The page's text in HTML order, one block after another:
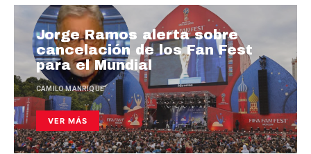
Jorge Ramos alerta sobre
cancelación de los Fan Fest
para el Mundial
CAMILO MANRIQUE
VER MÁS